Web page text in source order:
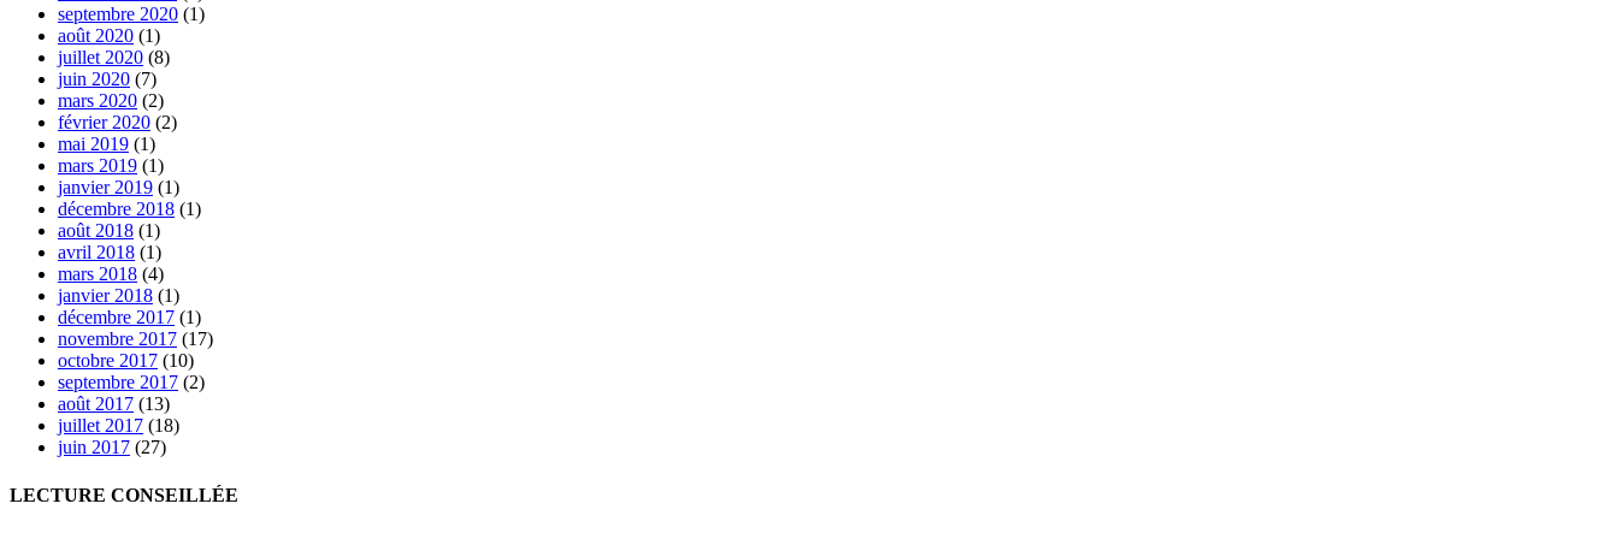
septembre 2020 (1)
août 2020 (1)
juillet 2020 (8)
juin 2020 (7)
mars 2020 (2)
février 2020 (2)
mai 2019 (1)
mars 2019 (1)
janvier 2019 (1)
décembre 2018 (1)
août 2018 (1)
avril 2018 (1)
mars 2018 (4)
janvier 2018 (1)
décembre 2017 (1)
novembre 2017 (17)
octobre 2017 (10)
septembre 2017 (2)
août 2017 (13)
juillet 2017 (18)
juin 2017 (27)
LECTURE CONSEILLÉE